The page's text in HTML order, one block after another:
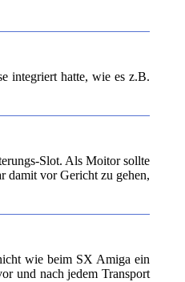
integriert hatte, wie es z.B.
Slot. Als Moitor sollte
damit vor Gericht zu gehen,
wie beim SX Amiga ein
und nach jedem Transport